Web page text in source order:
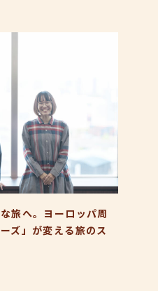
旅へ。ヨーロッパ周
ズ」が変える旅のス